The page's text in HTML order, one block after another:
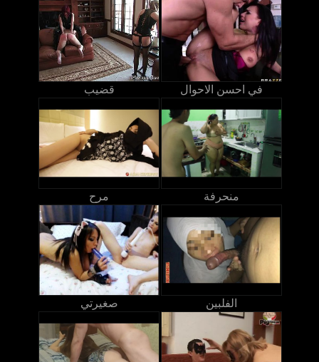
قضيب في احسن الاحوال
مرح منحرفة
صغيرتي الفلبين